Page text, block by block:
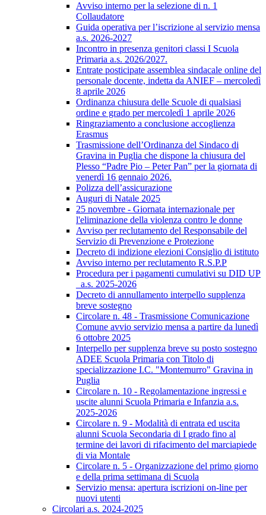
Avviso interno per la selezione di n. 1
Collaudatore
Guida operativa per l’iscrizione al servizio mensa
a.s. 2026-2027
Incontro in presenza genitori classi I Scuola
Primaria a.s. 2026/2027.
Entrate posticipate assemblea sindacale online del
personale docente, indetta da ANIEF – mercoledì
8 aprile 2026
Ordinanza chiusura delle Scuole di qualsiasi
ordine e grado per mercoledì 1 aprile 2026
Ringraziamento a conclusione accoglienza
Erasmus
Trasmissione dell’Ordinanza del Sindaco di
Gravina in Puglia che dispone la chiusura del
Plesso “Padre Pio – Peter Pan” per la giornata di
venerdì 16 gennaio 2026.
Polizza dell’assicurazione
Auguri di Natale 2025
25 novembre - Giornata internazionale per
l'eliminazione della violenza contro le donne
Avviso per reclutamento del Responsabile del
Servizio di Prevenzione e Protezione
Decreto di indizione elezioni Consiglio di istituto
Avviso interno per reclutamento R.S.P.P
Procedura per i pagamenti cumulativi su DID UP
_a.s. 2025-2026
Decreto di annullamento interpello supplenza
breve sostegno
Circolare n. 48 - Trasmissione Comunicazione
Comune avvio servizio mensa a partire da lunedì
6 ottobre 2025
Interpello per supplenza breve su posto sostegno
ADEE Scuola Primaria con Titolo di
specializzazione I.C. "Montemurro" Gravina in
Puglia
Circolare n. 10 - Regolamentazione ingressi e
uscite alunni Scuola Primaria e Infanzia a.s.
2025-2026
Circolare n. 9 - Modalità di entrata ed uscita
alunni Scuola Secondaria di I grado fino al
termine dei lavori di rifacimento del marciapiede
di via Montale
Circolare n. 5 - Organizzazione del primo giorno
e della prima settimana di Scuola
Servizio mensa: apertura iscrizioni on-line per
nuovi utenti
Circolari a.s. 2024-2025